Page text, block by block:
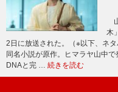
木
2日に放送された。（※以下、ネ
同名小説が原作。ヒマラヤ山中
DNAと完 … 続きを読む